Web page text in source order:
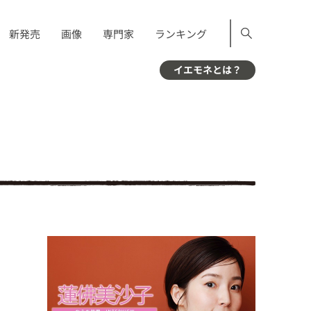
新発売 画像 専門家 ランキング
イエモネとは？